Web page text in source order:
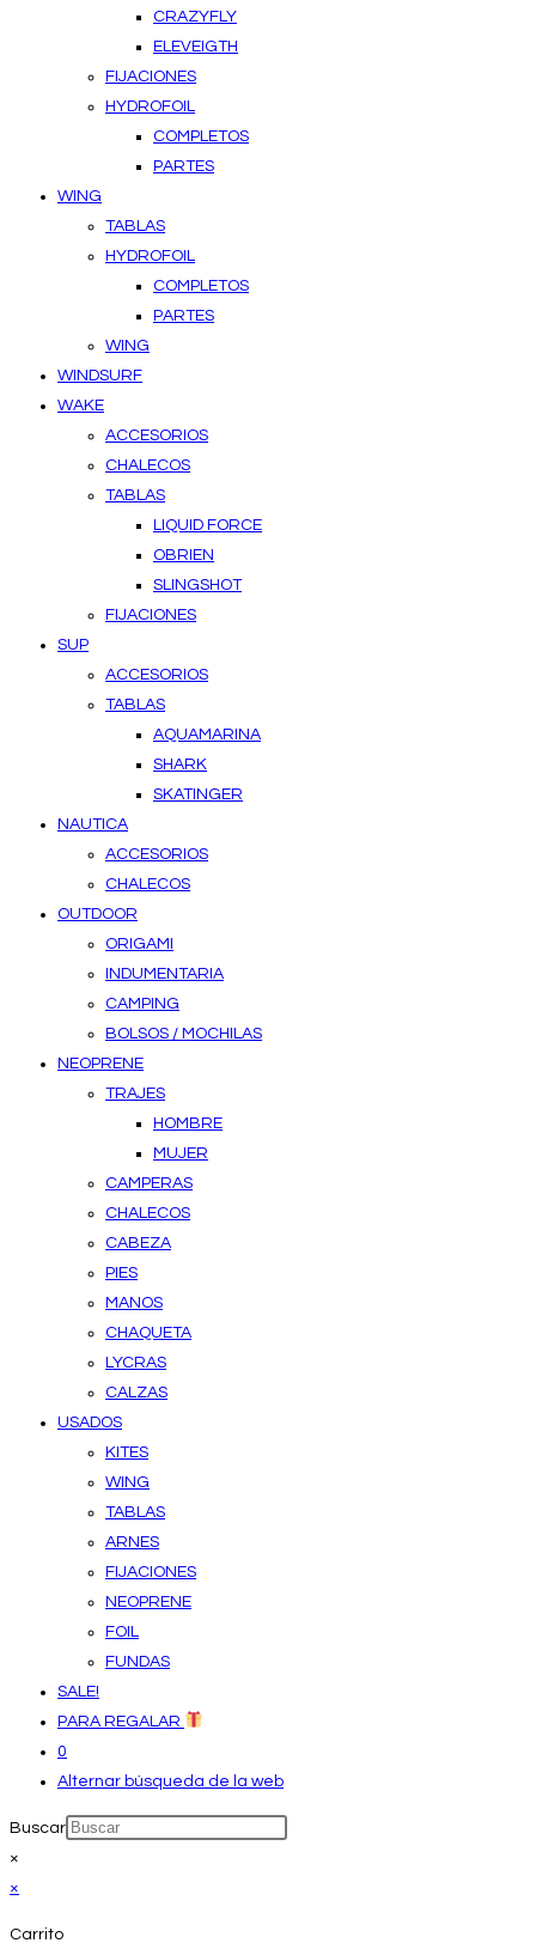
CRAZYFLY
ELEVEIGTH
FIJACIONES
HYDROFOIL
COMPLETOS
PARTES
WING
TABLAS
HYDROFOIL
COMPLETOS
PARTES
WING
WINDSURF
WAKE
ACCESORIOS
CHALECOS
TABLAS
LIQUID FORCE
OBRIEN
SLINGSHOT
FIJACIONES
SUP
ACCESORIOS
TABLAS
AQUAMARINA
SHARK
SKATINGER
NAUTICA
ACCESORIOS
CHALECOS
OUTDOOR
ORIGAMI
INDUMENTARIA
CAMPING
BOLSOS / MOCHILAS
NEOPRENE
TRAJES
HOMBRE
MUJER
CAMPERAS
CHALECOS
CABEZA
PIES
MANOS
CHAQUETA
LYCRAS
CALZAS
USADOS
KITES
WING
TABLAS
ARNES
FIJACIONES
NEOPRENE
FOIL
FUNDAS
SALE!
PARA REGALAR
0
Alternar búsqueda de la web
Buscar
×
×
Carrito